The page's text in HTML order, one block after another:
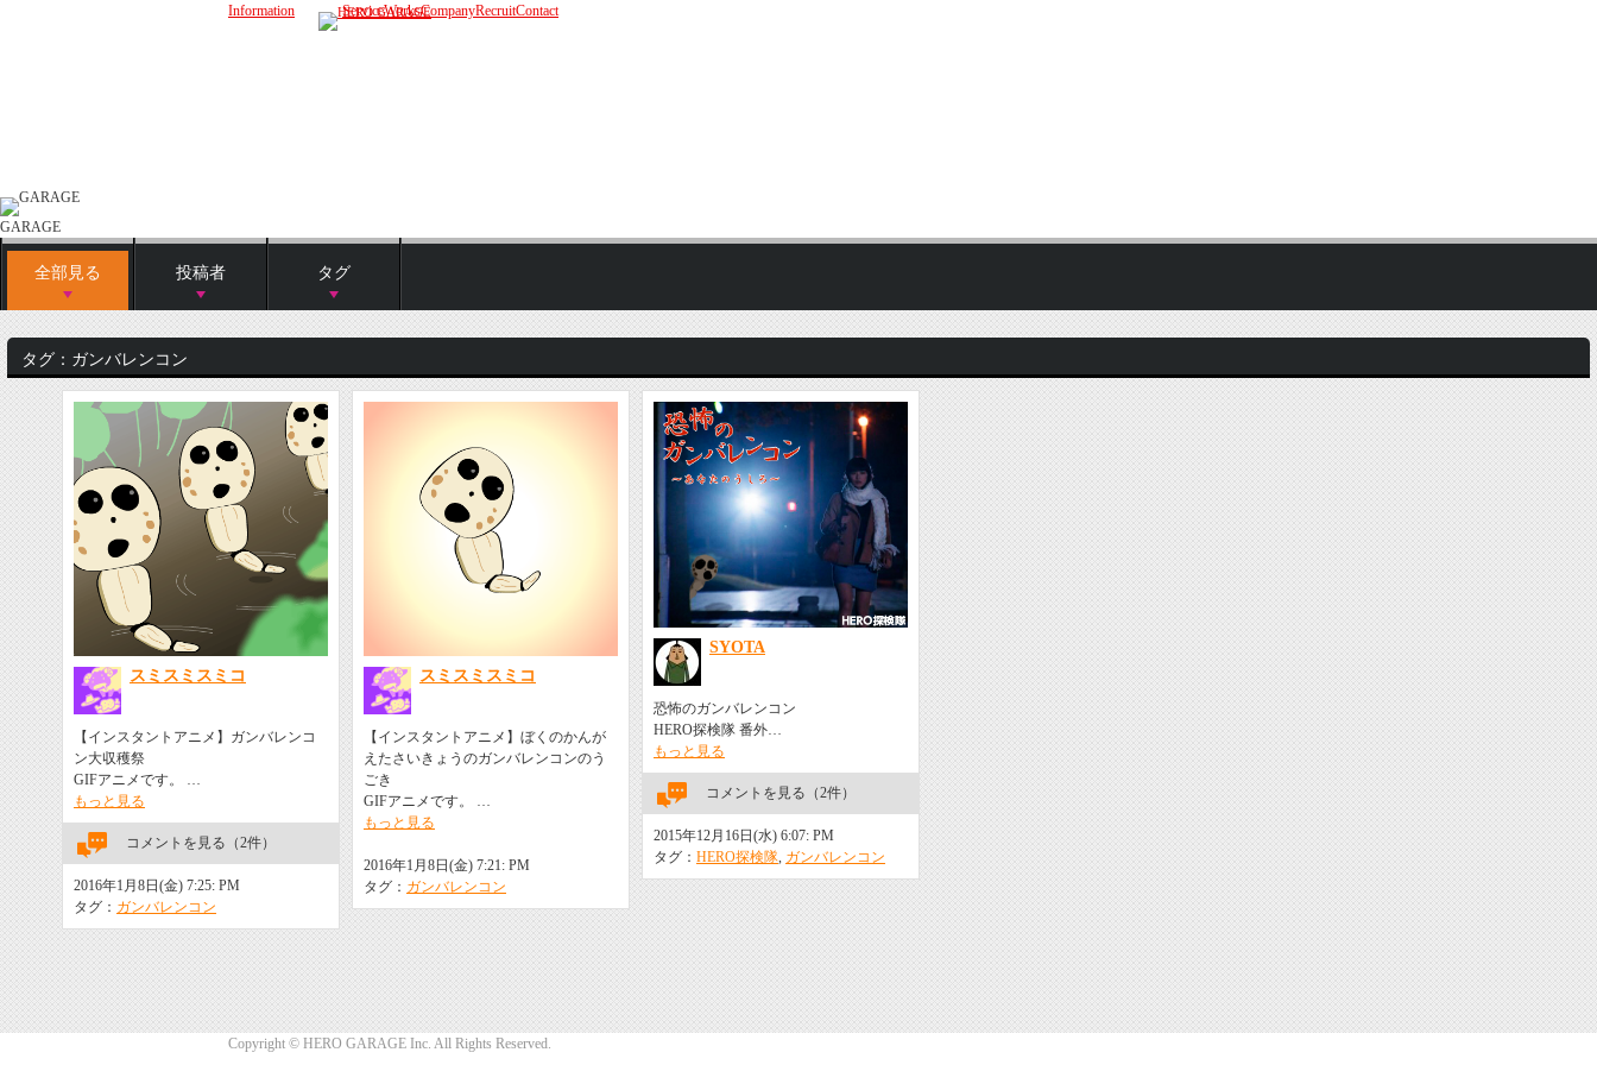
Information MemberServiceWorksCompanyRecruitContact
GARAGE
全部見る 投稿者 タグ
タグ：ガンバレンコン
スミスミスミコ
【インスタントアニメ】ガンバレンコ
ン大収穫祭
GIFアニメです。 …
もっと見る
コメントを見る（2件）
2016年1月8日(金) 7:25: PM
タグ： ガンバレンコン
スミスミスミコ
【インスタントアニメ】ぼくのかんが
えたさいきょうのガンバレンコンのう
ごき
GIFアニメです。 …
もっと見る
2016年1月8日(金) 7:21: PM
タグ： ガンバレンコン
SYOTA
恐怖のガンバレンコン
HERO探検隊 番外…
もっと見る
コメントを見る（2件）
2015年12月16日(水) 6:07: PM
タグ： HERO探検隊, ガンバレンコン
Copyright © HERO GARAGE Inc. All Rights Reserved.